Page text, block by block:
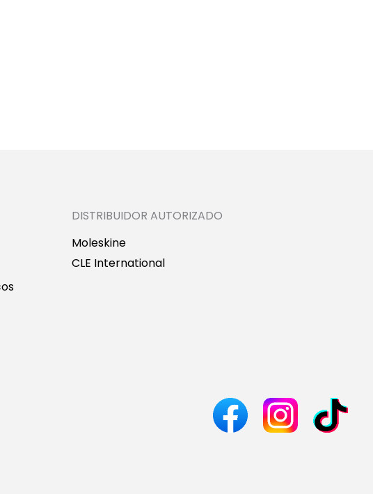
DISTRIBUIDOR AUTORIZADO
Moleskine
CLE International